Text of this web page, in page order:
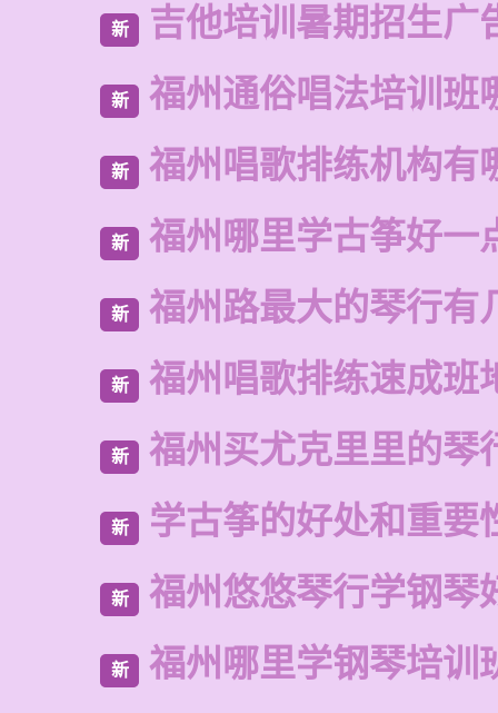
新 吉他培训暑期招生广
新 福州通俗唱法培训班
新 福州唱歌排练机构有
新 福州哪里学古筝好一
新 福州路最大的琴行有
新 福州唱歌排练速成班
新 福州买尤克里里的琴
新 学古筝的好处和重要
新 福州悠悠琴行学钢琴
新 福州哪里学钢琴培训